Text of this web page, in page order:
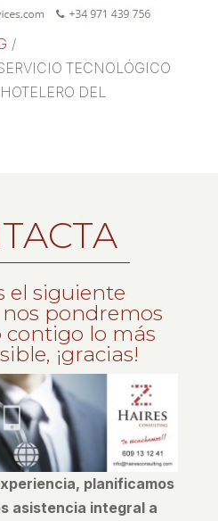
/
TECNOLÓGICO
DEL
el siguiente
pondremos
lo más
¡gracias!
planificamos
asistencia integral a